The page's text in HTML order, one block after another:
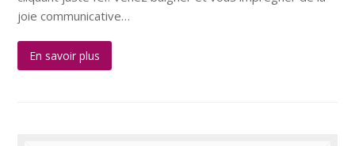
joie communicative…
En savoir plus